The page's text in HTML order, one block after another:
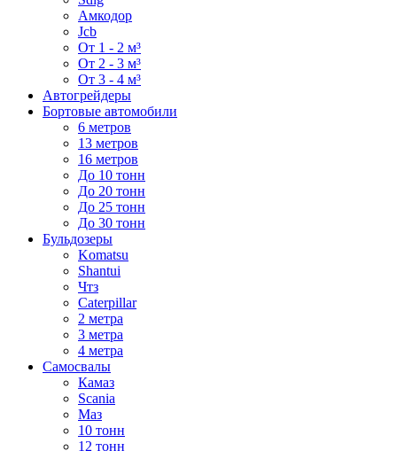
Амкодор
Jcb
От 1 - 2 м³
От 2 - 3 м³
От 3 - 4 м³
Автогрейдеры
Бортовые автомобили
6 метров
13 метров
16 метров
До 10 тонн
До 20 тонн
До 25 тонн
До 30 тонн
Бульдозеры
Komatsu
Shantui
Чтз
Caterpillar
2 метра
3 метра
4 метра
Самосвалы
Камаз
Scania
Маз
10 тонн
12 тонн